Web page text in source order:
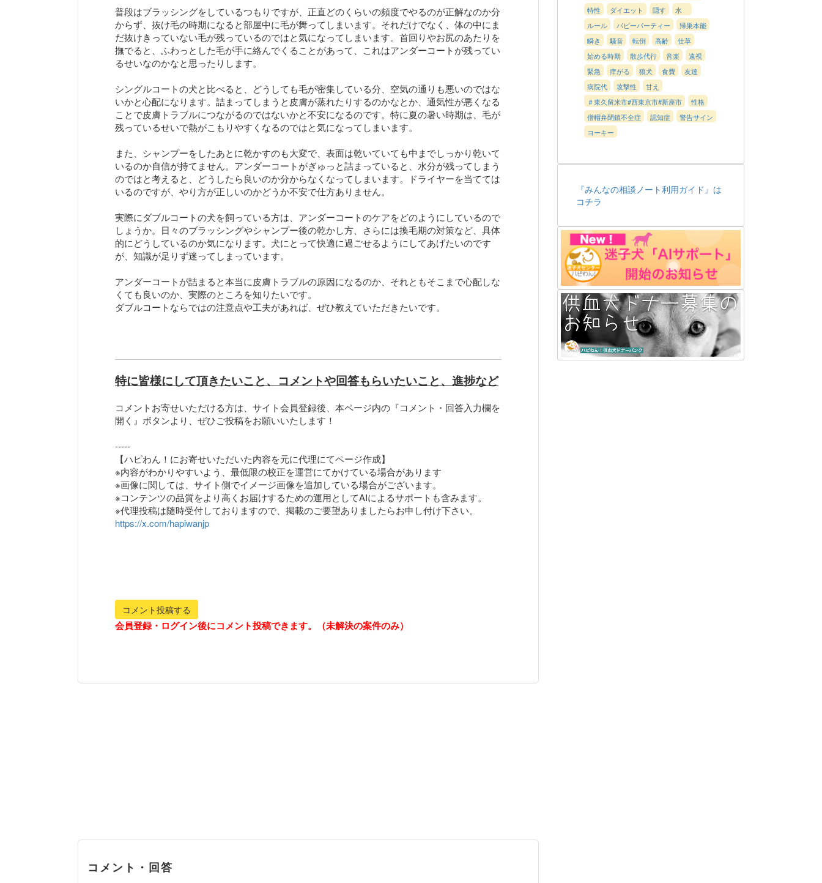
普段はブラッシングをしているつもりですが、正直どのくらいの頻度でやるのが正解なのか分
からず、抜け毛の時期になると部屋中に毛が舞ってしまいます。それだけでなく、体の中にま
だ抜けきっていない毛が残っているのではと気になってしまいます。首回りやお尻のあたりを
撫でると、ふわっとした毛が手に絡んでくることがあって、これはアンダーコートが残ってい
るせいなのかなと思ったりします。
シングルコートの犬と比べると、どうしても毛が密集している分、空気の通りも悪いのではな
いかと心配になります。詰まってしまうと皮膚が蒸れたりするのかなとか、通気性が悪くなる
ことで皮膚トラブルにつながるのではないかと不安になるのです。特に夏の暑い時期は、毛が
残っているせいで熱がこもりやすくなるのではと気になってしまいます。
また、シャンプーをしたあとに乾かすのも大変で、表面は乾いていても中までしっかり乾いて
いるのか自信が持てません。アンダーコートがぎゅっと詰まっていると、水分が残ってしまう
のではと考えると、どうしたら良いのか分からなくなってしまいます。ドライヤーを当てては
いるのですが、やり方が正しいのかどうか不安で仕方ありません。
実際にダブルコートの犬を飼っている方は、アンダーコートのケアをどのようにしているので
しょうか。日々のブラッシングやシャンプー後の乾かし方、さらには換毛期の対策など、具体
的にどうしているのか気になります。犬にとって快適に過ごせるようにしてあげたいのです
が、知識が足りず迷ってしまっています。
アンダーコートが詰まると本当に皮膚トラブルの原因になるのか、それともそこまで心配しな
くても良いのか、実際のところを知りたいです。
ダブルコートならではの注意点や工夫があれば、ぜひ教えていただきたいです。
特に皆様にして頂きたいこと、コメントや回答もらいたいこと、進捗など
コメントお寄せいただける方は、サイト会員登録後、本ページ内の『コメント・回答入力欄を
開く』ボタンより、ぜひご投稿をお願いいたします！
-----
【ハピわん！にお寄せいただいた内容を元に代理にてページ作成】
※内容がわかりやすいよう、最低限の校正を運営にてかけている場合があります
※画像に関しては、サイト側でイメージ画像を追加している場合がございます。
※コンテンツの品質をより高くお届けするための運用としてAIによるサポートも含みます。
https://x.com/hapiwanjp
コメント投稿する
会員登録・ログイン後にコメント投稿できます。（未解決の案件のみ）
コメント・回答
特性
ダイエット 隠す
水
ルール
パピーパーティー
帰巣本能
瞬き
騒音 転倒 高齢
仕草
始める時期
散歩代行 音楽
遠視
緊急
痒がる 狼犬 食費
友達
病院代
攻撃性
甘え
＃東久留米市#西東京市#新座市
性格
僧帽弁閉鎖不全症
認知症
警告サイン
ヨーキー
『みんなの相談ノート利用ガイド』は
コチラ